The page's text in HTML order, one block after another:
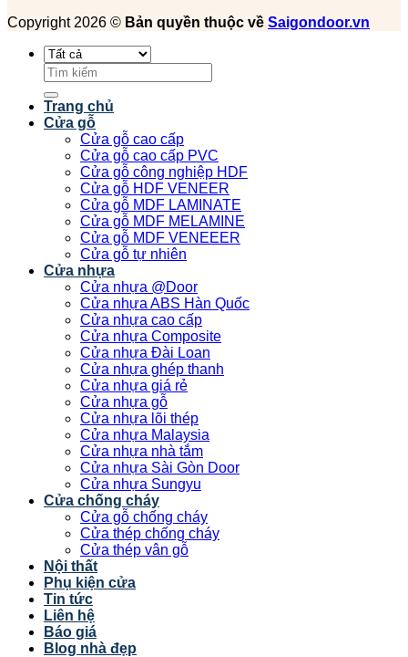
Copyright 2026 © Bản quyền thuộc về Saigondoor.vn
Tìm
kiếm:
Trang chủ
Cửa gỗ
Cửa gỗ cao cấp
Cửa gỗ cao cấp PVC
Cửa gỗ công nghiệp HDF
Cửa gỗ HDF VENEER
Cửa gỗ MDF LAMINATE
Cửa gỗ MDF MELAMINE
Cửa gỗ MDF VENEEER
Cửa gỗ tự nhiên
Cửa nhựa
Cửa nhựa @Door
Cửa nhựa ABS Hàn Quốc
Cửa nhựa cao cấp
Cửa nhựa Composite
Cửa nhựa Đài Loan
Cửa nhựa ghép thanh
Cửa nhựa giá rẻ
Cửa nhựa gỗ
Cửa nhựa lõi thép
Cửa nhựa Malaysia
Cửa nhựa nhà tắm
Cửa nhựa Sài Gòn Door
Cửa nhựa Sungyu
Cửa chống cháy
Cửa gỗ chống cháy
Cửa thép chống cháy
Cửa thép vân gỗ
Nội thất
Phụ kiện cửa
Tin tức
Liên hệ
Báo giá
Blog nhà đẹp